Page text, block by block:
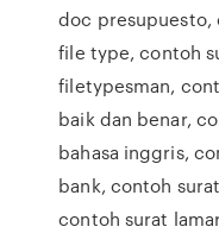
doc presupuesto,
file type, contoh
filetypesman,
baik dan benar,
bahasa inggris,
bank, contoh
contoh surat